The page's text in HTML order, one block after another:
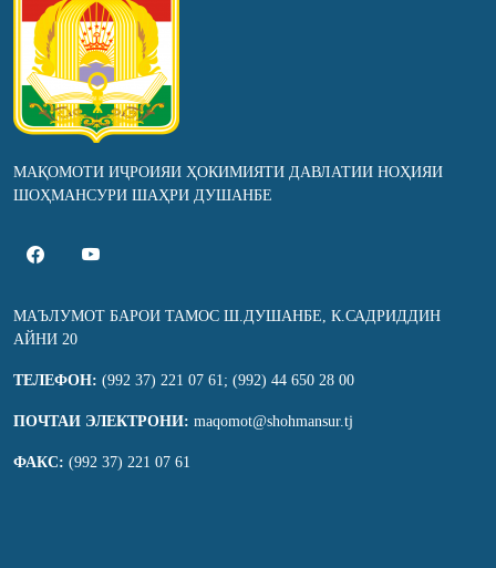
МАҚОМОТИ ИҶРОИЯИ ҲОКИМИЯТИ ДАВЛАТИИ НОҲИЯИ
ШОҲМАНСУРИ ШАҲРИ ДУШАНБЕ
МАЪЛУМОТ БАРОИ ТАМОС Ш.ДУШАНБЕ, К.САДРИДДИН
АЙНИ 20
ТЕЛЕФОН: (992 37) 221 07 61; (992) 44 650 28 00
ПОЧТАИ ЭЛЕКТРОНИ: maqomot@shohmansur.tj
ФАКС: (992 37) 221 07 61